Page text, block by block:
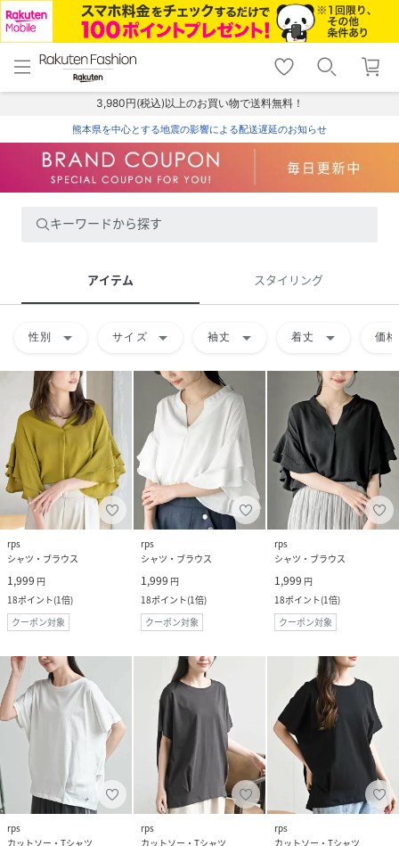
menu home
トップ
shopping_cart lock_outline
ログイン
3,980円(税込)以上のお買い物で送料無料！
熊本県を中心とする地震の影響による配送遅延のお知らせ
キーワードから探す
アイテム スタイリング
性別 arrow_drop_down サイズ arrow_drop_down 袖丈 arrow_drop_down 着丈 arrow_drop_down 価格
rps
シャツ・ブラウス
1,999 円
18ポイント(1倍)
クーポン対象
rps
シャツ・ブラウス
1,999 円
18ポイント(1倍)
クーポン対象
rps
シャツ・ブラウス
1,999 円
18ポイント(1倍)
クーポン対象
rps
カットソー・Tシャツ
rps
カットソー・Tシャツ
rps
カットソー・Tシャツ